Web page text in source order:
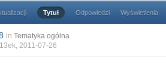
Tytuł Odpowiedzi Wyświetlenia
in Tematyka ogólna
, 2011-07-26